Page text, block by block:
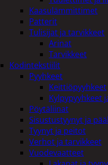
Kaasulämmittimet
Patterit
Tulisijat ja tarvikkeet
Arinat
Tarvikkeet
Kodintekstiilit
Pyyhkeet
Keittiöpyyhkeet
Kylpypyyhkeet
Pöytäliinat
Sisustustyynyt ja
Tyynyt ja peitot
Verhot ja tarvikkeet
Vuodevaatteet